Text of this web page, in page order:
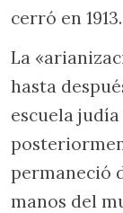
cerró en 1913.
La
hasta
escuela
permaneció
manos del